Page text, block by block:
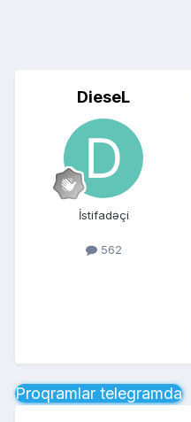
DieseL
İstifadəçi
562
Proqramlar telegramda